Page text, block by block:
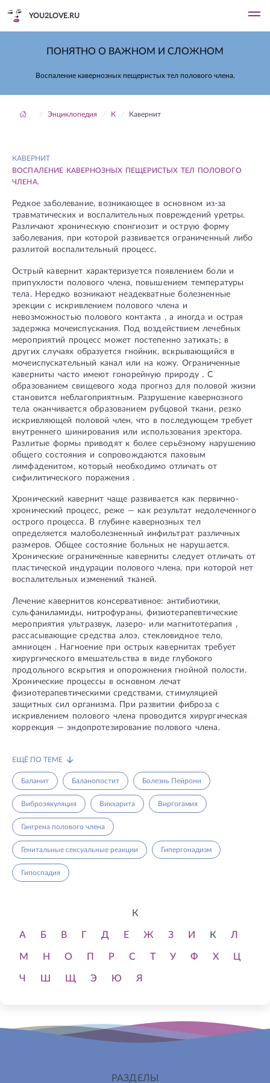
YOU2LOVE.RU
ПОНЯТНО О ВАЖНОМ И СЛОЖНОМ
Воспаление кавернозных пещеристых тел полового члена.
Энциклопедия К Кавернит
КАВЕРНИТ
ВОСПАЛЕНИЕ КАВЕРНОЗНЫХ ПЕЩЕРИСТЫХ ТЕЛ ПОЛОВОГО
ЧЛЕНА.
Редкое заболевание, возникающее в основном из-за
травматических и воспалительных повреждений уретры.
Различают хроническую спонгиозит и острую форму
заболевания, при которой развивается ограниченный либо
разлитой воспалительный процесс.
Острый кавернит характеризуется появлением боли и
припухлости полового члена, повышением температуры
тела. Нередко возникают неадекватные болезненные
эрекции с искривлением полового члена и
невозможностью полового контакта , а иногда и острая
задержка мочеиспускания. Под воздействием лечебных
мероприятий процесс может постепенно затихать; в
других случаях образуется гнойник, вскрывающийся в
мочеиспускательный канал или на кожу. Ограниченные
каверниты часто имеют гонорейную природу . С
образованием свищевого хода прогноз для половой жизни
становится неблагоприятным. Разрушение кавернозного
тела оканчивается образованием рубцовой ткани, резко
искривляющей половой член, что в последующем требует
внутреннего шинирования или использования эректора.
Разлитые формы приводят к более серьёзному нарушению
общего состояния и сопровождаются паховым
лимфаденитом, который необходимо отличать от
сифилитического поражения .
Хронический кавернит чаще развивается как первично-
хронический процесс, реже — как результат недолеченного
острого процесса. В глубине кавернозных тел
определяется малоболезненный инфильтрат различных
размеров. Общее состояние больных не нарушается.
Хронические ограниченные каверниты следует отличать от
пластической индурации полового члена, при которой нет
воспалительных изменений тканей.
Лечение кавернитов консервативное: антибиотики,
сульфаниламиды, нитрофураны, физиотерапевтические
мероприятия ультразвук, лазеро- или магнитотерапия ,
рассасывающие средства алоэ, стекловидное тело,
амниоцен . Нагноение при острых кавернитах требует
хирургического вмешательства в виде глубокого
продольного вскрытия и опорожнения гнойной полости.
Хронические процессы в основном лечат
физиотерапевтическими средствами, стимуляцией
защитных сил организма. При развитии фиброза с
искривлением полового члена проводится хирургическая
коррекция — эндопротезирование полового члена.
ЕЩЁ ПО ТЕМЕ
Баланит Баланопостит Болезнь Пейрони
Виброэякуляция Викхарита Виргогамия
Гангрена полового члена
Генитальные сексуальные реакции Гипергонадизм
Гипоспадия
К
А Б В Г Д Е Ж З И К Л
М Н О П Р С Т У Ф Х Ц
Ч Ш Щ Э Ю Я
РАЗДЕЛЫ